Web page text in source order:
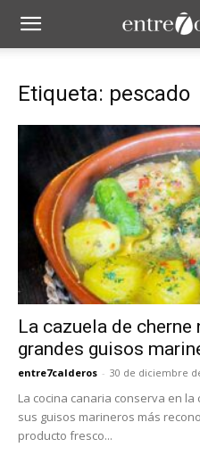
Etiqueta: pescado
La cazuela de cherne
grandes guisos
entre7calderos - 30 de diciembre
La cocina canaria conserva en
sus guisos marineros más
producto fresco...